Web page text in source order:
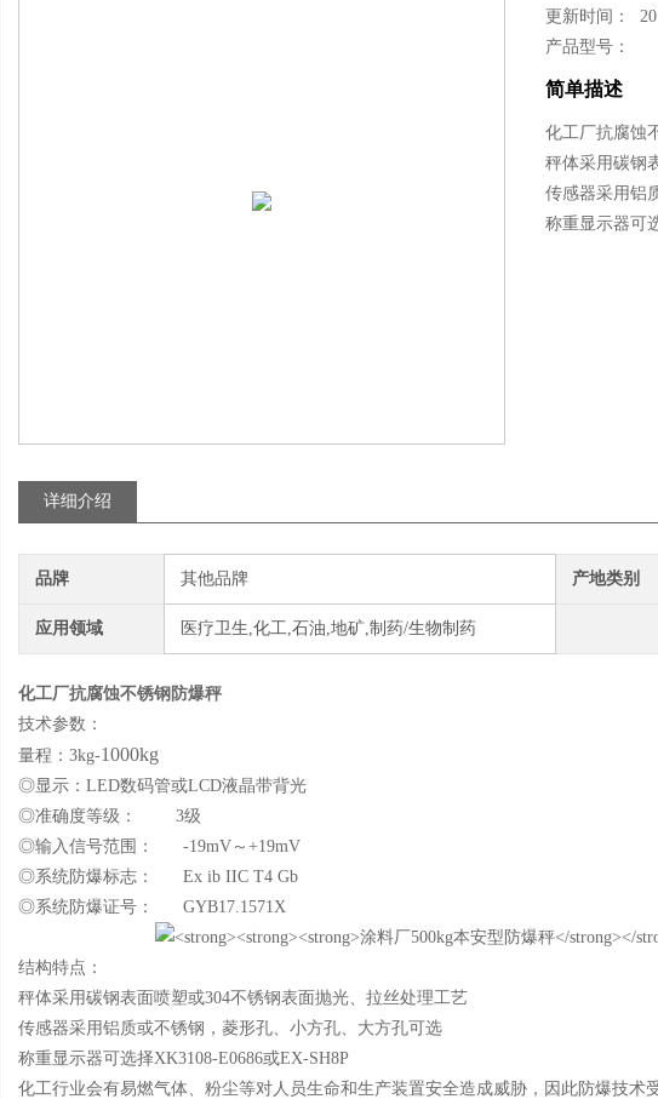
更新时间：
产品型号：
简单描述
化工厂抗腐蚀
秤体采用碳钢
传感器采用铝
称重显示器可
详细介绍
品牌 其他品牌 产地类别
应用领域 医疗卫生,化工,石油,地矿,制药/生物制药
化工厂抗腐蚀不锈钢防爆秤
技术参数：
量程：3kg-1000kg
◎显示：LED数码管或LCD液晶带背光
◎准确度等级： 3级
◎输入信号范围： -19mV～+19mV
◎系统防爆标志： Ex ib IIC T4 Gb
◎系统防爆证号： GYB17.1571X
结构特点：
秤体采用碳钢表面喷塑或304不锈钢表面抛光、拉丝处理工艺
传感器采用铝质或不锈钢，菱形孔、小方孔、大方孔可选
称重显示器可选择XK3108-E0686或EX-SH8P
化工行业会有易燃气体、粉尘等对人员生命和生产装置安全造成威胁，因此防爆技